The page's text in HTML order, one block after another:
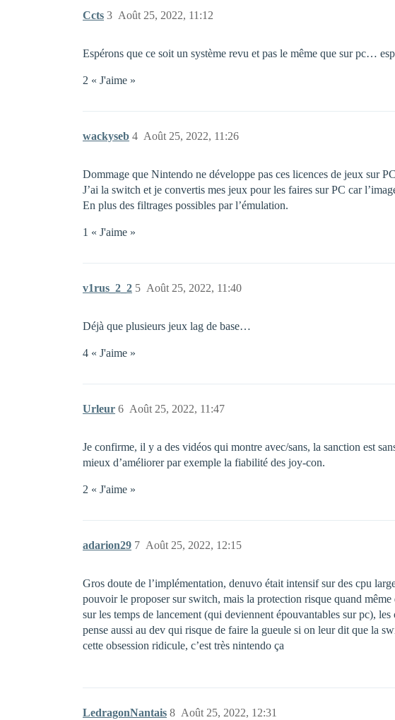
Ccts Août 25, 2022, 11:12
3
Espérons que ce soit un système revu et pas le même que sur pc…
2 « J'aime »
wackyseb Août 25, 2022, 11:26
4
Dommage que Nintendo ne développe pas ces licences de jeux sur
J’ai la switch et je convertis mes jeux pour les faires sur PC car
En plus des filtrages possibles par l’émulation.
1 « J'aime »
v1rus_2_2 Août 25, 2022, 11:40
5
Déjà que plusieurs jeux lag de base…
4 « J'aime »
Urleur Août 25, 2022, 11:47
6
Je confirme, il y a des vidéos qui montre avec/sans, la sanction est
mieux d’améliorer par exemple la fiabilité des joy-con.
2 « J'aime »
adarion29 Août 25, 2022, 12:15
7
Gros doute de l’implémentation, denuvo était intensif sur des cpu
pouvoir le proposer sur switch, mais la protection risque quand
sur les temps de lancement (qui deviennent épouvantables sur pc),
pense aussi au dev qui risque de faire la gueule si on leur dit que la
cette obsession ridicule, c’est très nintendo ça
LedragonNantais Août 25, 2022, 12:31
8